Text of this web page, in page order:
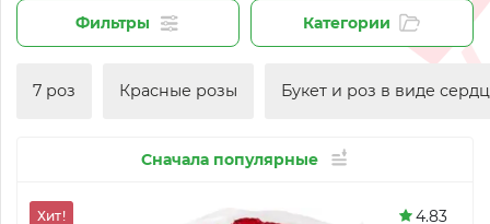
Фильтры Категории
7 роз Красные розы Букет и роз в виде
Сначала популярные
Хит! 4.83